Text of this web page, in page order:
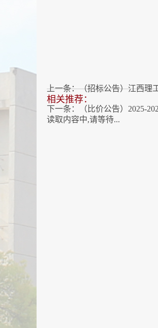
上一条：（招标公告）江西理
下一条： （比价公告）2025-
相关推荐：
读取内容中,请等待...